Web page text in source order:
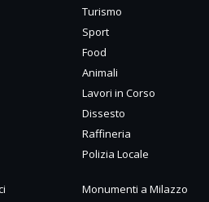
Turismo
Sport
Food
Animali
Lavori in Corso
Dissesto
Raffineria
Polizia Locale
Monumenti a Milazzo